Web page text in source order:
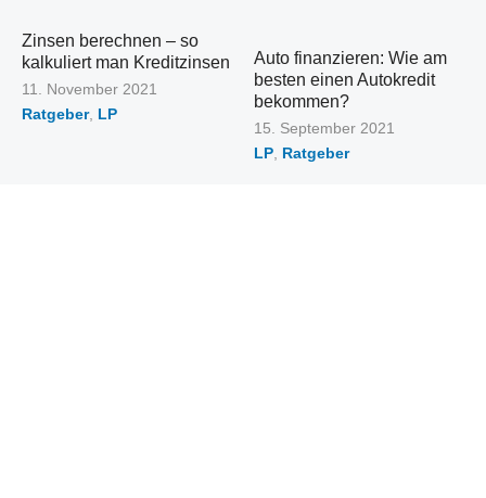
Zinsen berechnen – so
kalkuliert man Kreditzinsen
Veröffentlicht
am
11. November 2021
Ratgeber, LP
Auto finanzieren: Wie am
besten einen Autokredit
bekommen?
Veröffentlicht
am
15. September 2021
LP, Ratgeber